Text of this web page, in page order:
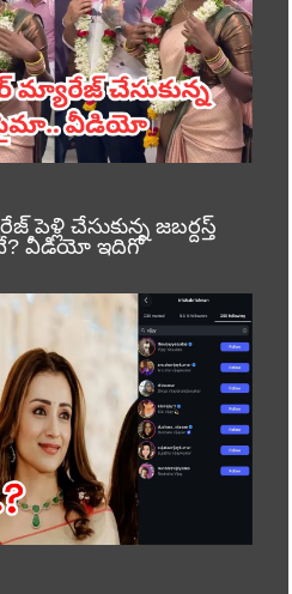
చేసుకున్న జబర్దస్త్
వీడియో ఇదిగో